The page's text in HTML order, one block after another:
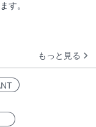
す。
もっと見る